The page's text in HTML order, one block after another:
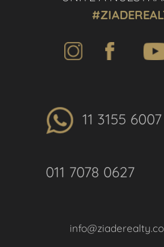
11 3155 6007
011 7078 0627